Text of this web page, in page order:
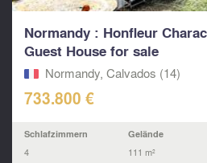
Normandy : Honfleur
Guest House for sale
Normandy, Calvados (14)
733.800 €
Schlafzimmern
4
Gelände
111 m²